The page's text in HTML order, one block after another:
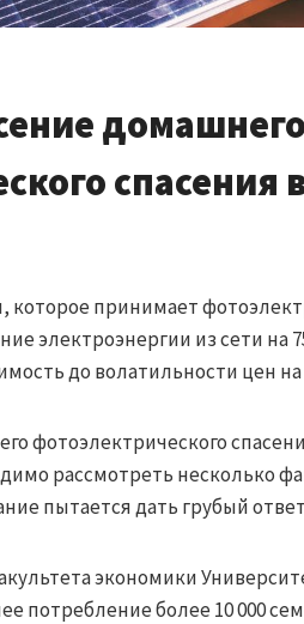
домашнего
спасения
которое принимает
электроэнергии из сети на
до волатильности цен
фотоэлектрического
рассмотреть несколько
пытается дать грубый
экономики
потребление более 10 000